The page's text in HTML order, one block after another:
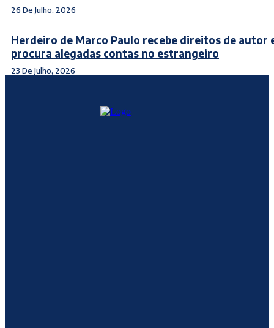
26 De Julho, 2026
Herdeiro de Marco Paulo recebe direitos de autor
procura alegadas contas no estrangeiro
23 De Julho, 2026